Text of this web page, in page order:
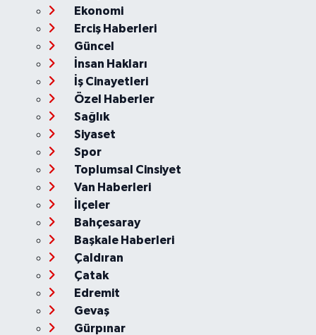
Ekonomi
Erciş Haberleri
Güncel
İnsan Hakları
İş Cinayetleri
Özel Haberler
Sağlık
Siyaset
Spor
Toplumsal Cinsiyet
Van Haberleri
İlçeler
Bahçesaray
Başkale Haberleri
Çaldıran
Çatak
Edremit
Gevaş
Gürpınar